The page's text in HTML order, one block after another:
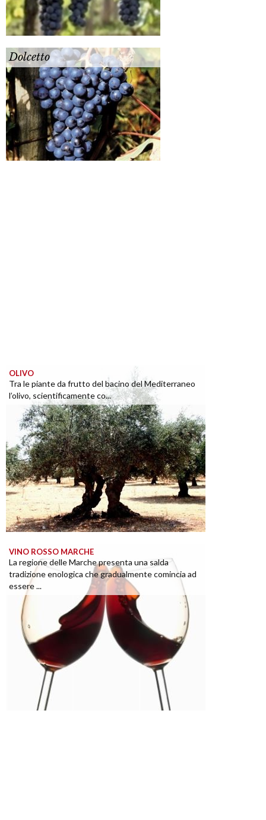
Dolcetto
OLIVO
Tra le piante da frutto del bacino del Mediterraneo
l’olivo, scientificamente co...
VINO ROSSO MARCHE
La regione delle Marche presenta una salda
tradizione enologica che gradualmente comincia ad
essere ...